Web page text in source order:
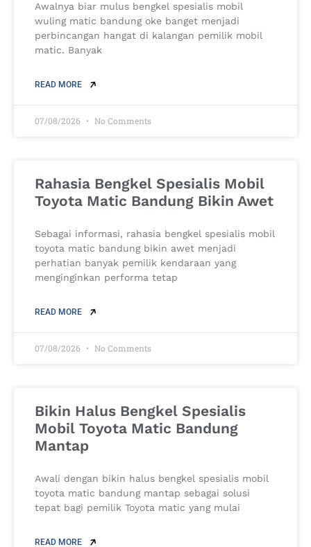
Awalnya biar mulus bengkel spesialis mobil
wuling matic bandung oke banget menjadi
perbincangan hangat di kalangan pemilik mobil
matic. Banyak
READ MORE
07/08/2026 No Comments
Rahasia Bengkel Spesialis Mobil
Toyota Matic Bandung Bikin Awet
Sebagai informasi, rahasia bengkel spesialis mobil
toyota matic bandung bikin awet menjadi
perhatian banyak pemilik kendaraan yang
menginginkan performa tetap
READ MORE
07/08/2026 No Comments
Bikin Halus Bengkel Spesialis
Mobil Toyota Matic Bandung
Mantap
Awali dengan bikin halus bengkel spesialis mobil
toyota matic bandung mantap sebagai solusi
tepat bagi pemilik Toyota matic yang mulai
READ MORE